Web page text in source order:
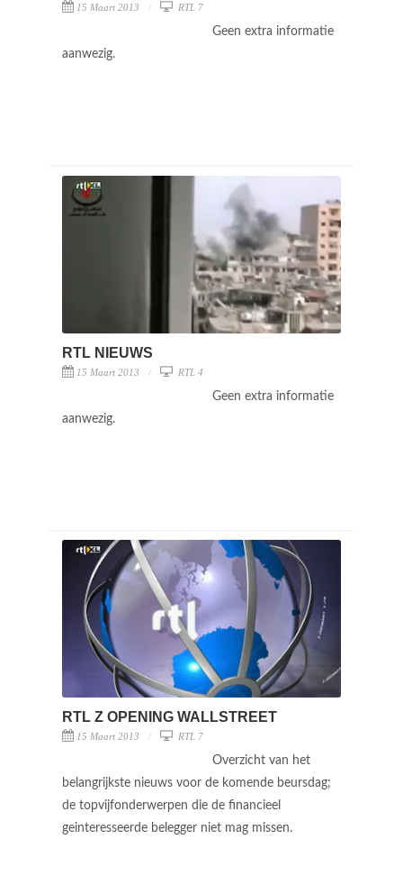
15 Maart 2013 RTL 7
Geen extra informatie
aanwezig.
RTL NIEUWS
15 Maart 2013 RTL 4
Geen extra informatie
aanwezig.
RTL Z OPENING WALLSTREET
15 Maart 2013 RTL 7
Overzicht van het
belangrijkste nieuws voor de komende beursdag;
de topvijfonderwerpen die de financieel
geinteresseerde belegger niet mag missen.